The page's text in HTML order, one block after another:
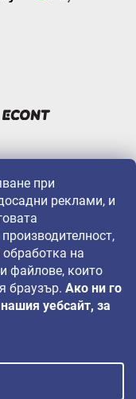
при
реклами, и
на
файлове, които
браузър. Ако ни го
уебсайт, за
на: